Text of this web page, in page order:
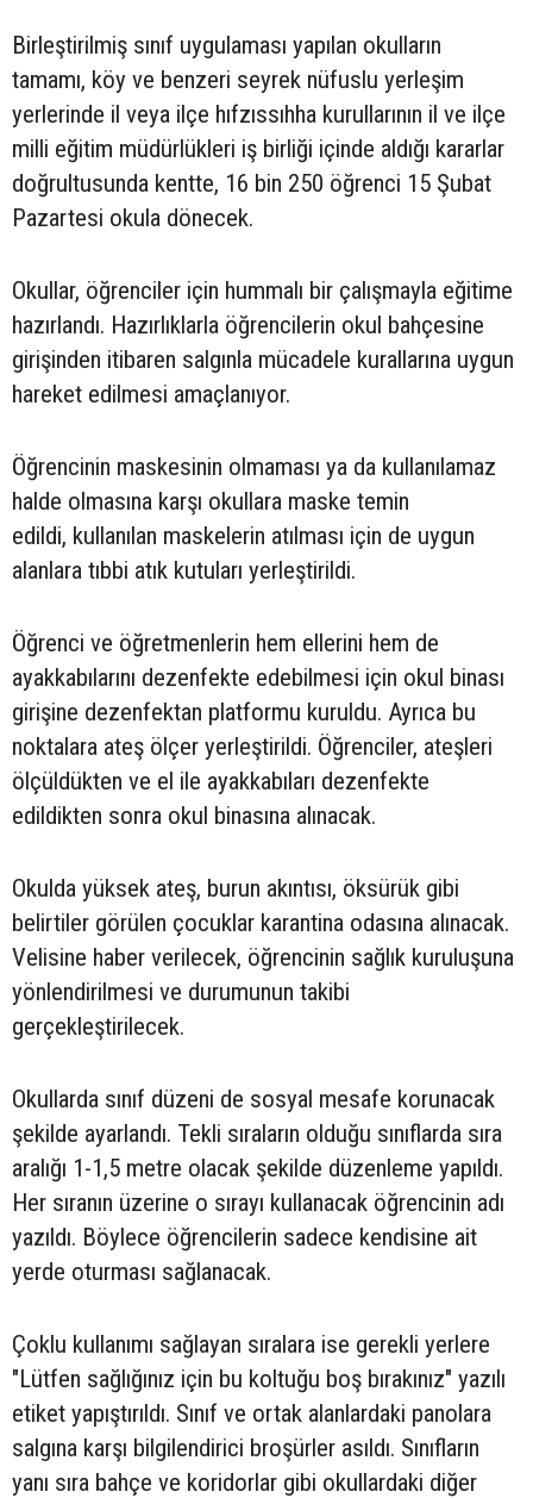
Birleştirilmiş sınıf uygulaması yapılan okulların
tamamı, köy ve benzeri seyrek nüfuslu yerleşim
yerlerinde il veya ilçe hıfzıssıhha kurullarının il ve ilçe
milli eğitim müdürlükleri iş birliği içinde aldığı kararlar
doğrultusunda kentte, 16 bin 250 öğrenci 15 Şubat
Pazartesi okula dönecek.
Okullar, öğrenciler için hummalı bir çalışmayla eğitime
hazırlandı. Hazırlıklarla öğrencilerin okul bahçesine
girişinden itibaren salgınla mücadele kurallarına uygun
hareket edilmesi amaçlanıyor.
Öğrencinin maskesinin olmaması ya da kullanılamaz
halde olmasına karşı okullara maske temin
edildi, kullanılan maskelerin atılması için de uygun
alanlara tıbbi atık kutuları yerleştirildi.
Öğrenci ve öğretmenlerin hem ellerini hem de
ayakkabılarını dezenfekte edebilmesi için okul binası
girişine dezenfektan platformu kuruldu. Ayrıca bu
noktalara ateş ölçer yerleştirildi. Öğrenciler, ateşleri
ölçüldükten ve el ile ayakkabıları dezenfekte
edildikten sonra okul binasına alınacak.
Okulda yüksek ateş, burun akıntısı, öksürük gibi
belirtiler görülen çocuklar karantina odasına alınacak.
Velisine haber verilecek, öğrencinin sağlık kuruluşuna
yönlendirilmesi ve durumunun takibi
gerçekleştirilecek.
Okullarda sınıf düzeni de sosyal mesafe korunacak
şekilde ayarlandı. Tekli sıraların olduğu sınıflarda sıra
aralığı 1-1,5 metre olacak şekilde düzenleme yapıldı.
Her sıranın üzerine o sırayı kullanacak öğrencinin adı
yazıldı. Böylece öğrencilerin sadece kendisine ait
yerde oturması sağlanacak.
Çoklu kullanımı sağlayan sıralara ise gerekli yerlere
"Lütfen sağlığınız için bu koltuğu boş bırakınız" yazılı
etiket yapıştırıldı. Sınıf ve ortak alanlardaki panolara
salgına karşı bilgilendirici broşürler asıldı. Sınıfların
yanı sıra bahçe ve koridorlar gibi okullardaki diğer